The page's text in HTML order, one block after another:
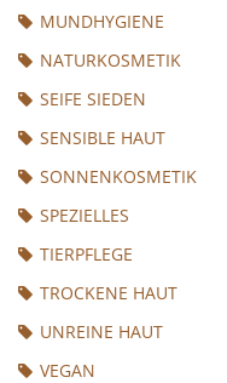
MUNDHYGIENE
NATURKOSMETIK
SEIFE SIEDEN
SENSIBLE HAUT
SONNENKOSMETIK
SPEZIELLES
TIERPFLEGE
TROCKENE HAUT
UNREINE HAUT
VEGAN